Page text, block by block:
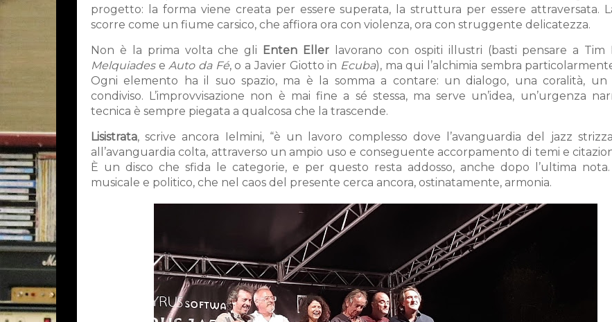
progetto: la forma viene creata per essere superata, la struttura per essere attraversata.
scorre come un fiume carsico, che affiora ora con violenza, ora con struggente delicatezza.
Non è la prima volta che gli Enten Eller lavorano con ospiti illustri (basti pensare a Tim
Melquiadese Auto da Fé, o a Javier Giotto in Ecuba), ma qui l’alchimia sembra
Ogni elemento ha il suo spazio, ma è la somma a contare: un dialogo, una coralità, un
condiviso. L’improvvisazione non è mai fine a sé stessa, ma serve un’idea, un’urgenza
tecnica è sempre piegata a qualcosa che la trascende.
Lisistrata, scrive ancora Ielmini, “è un lavoro complesso dove l’avanguardia del jazz
all’avanguardia colta, attraverso un ampio uso e conseguente accorpamento di temi e
È un disco che sfida le categorie, e per questo resta addosso, anche dopo l’ultima
musicale e politico, che nel caos del presente cerca ancora, ostinatamente, armonia.